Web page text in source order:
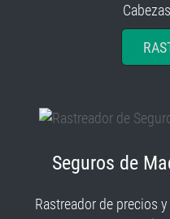
Seguros de
Rastreador de precios